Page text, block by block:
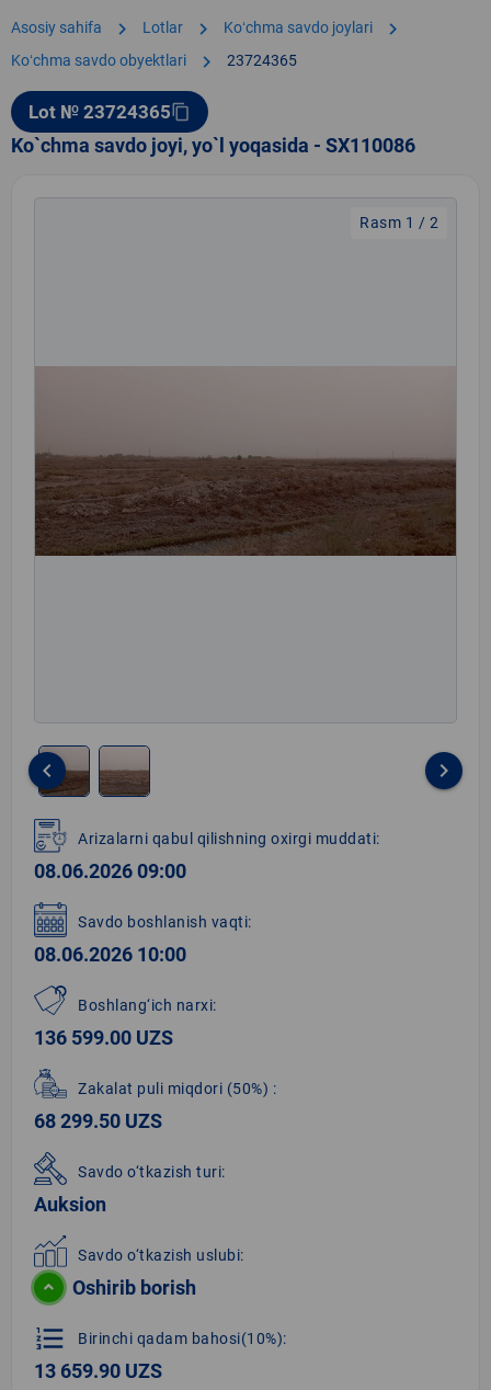
Asosiy sahifa chevron_right Lotlar chevron_right Koʻchma savdo joylari chevron_right
Koʻchma savdo obyektlari chevron_right 23724365
Lot № 23724365content_copy
Ko`chma savdo joyi, yo`l yoqasida - SX110086
Rasm 1 / 2
1
of
2
keyboard_arrow_left keyboard_arrow_right
Arizalarni qabul qilishning oxirgi muddati:
08.06.2026 09:00
Savdo boshlanish vaqti:
08.06.2026 10:00
Boshlang‘ich narxi:
136 599.00 UZS
Zakalat puli miqdori (50%) :
68 299.50 UZS
Savdo o‘tkazish turi:
Auksion
Savdo o‘tkazish uslubi:
Oshirib borish
format_list_numbered Birinchi qadam bahosi(10%):
13 659.90 UZS